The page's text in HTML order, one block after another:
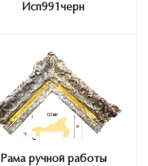
Исп991черн
Рама ручной работы